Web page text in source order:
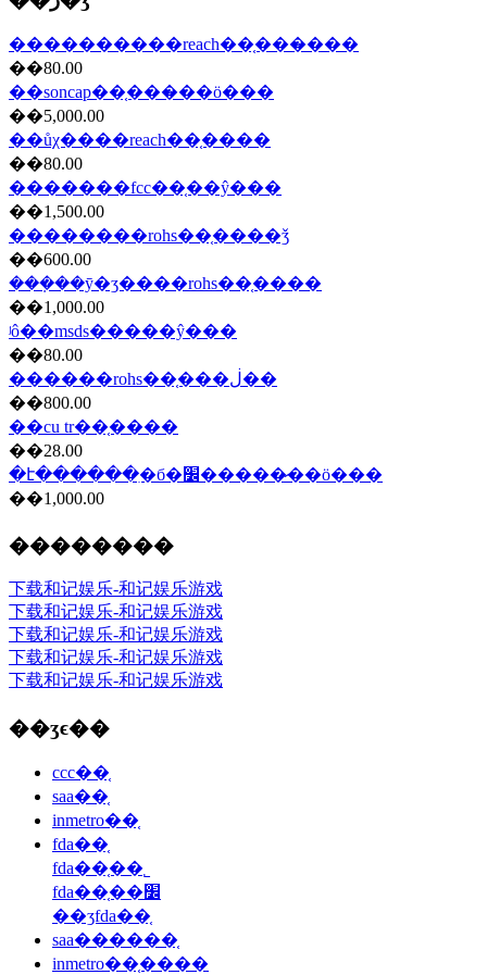
����������reach��֤���̷���
��80.00
��soncap��֤���̷��ö���
��5,000.00
��ůχ����reach��֤����
��80.00
�������fcc��֤��ŷ���
��1,500.00
��������rohs��֤����ǯ
��600.00
���ܼ��ȳ�ʒ����rohs��֤����
��1,000.00
ʲô��msds�����ŷ���
��80.00
������rohs��֤���ڶ��
��800.00
��cu tr��֤����
��28.00
�է������ִ�б�׼�����̷��ö���
��1,000.00
��������
下载和记娱乐-和记娱乐游戏
下载和记娱乐-和记娱乐游戏
下载和记娱乐-和记娱乐游戏
下载和记娱乐-和记娱乐游戏
下载和记娱乐-和记娱乐游戏
��ʒϵ��
ccc��֤
saa��֤
inmetro��֤
fda��֤
fda��֤��˾
fda��֤��׼
��ʒfda��֤
saa������֤
inmetro��֤����